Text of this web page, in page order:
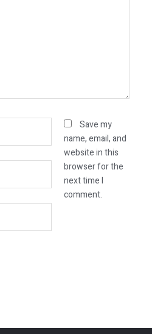
Save my
name, email, and
website in this
browser for the
next time I
comment.